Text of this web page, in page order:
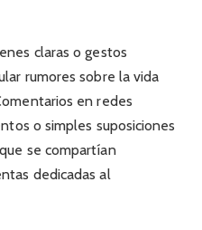
claras o gestos
rumores sobre la vida
en redes
o simples suposiciones
se compartían
dedicadas al